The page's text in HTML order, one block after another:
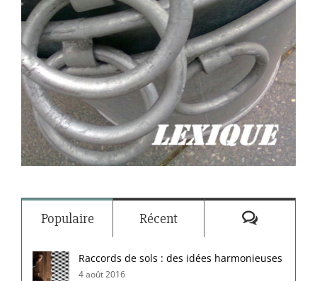
Populaire Récent
Raccords de sols : des idées harmonieuses
4 août 2016